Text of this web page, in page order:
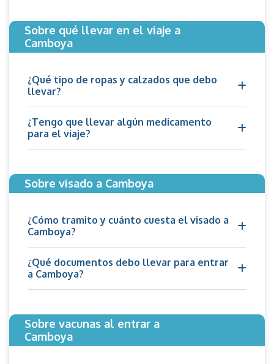
Sobre qué llevar en el viaje a
Camboya
¿Qué tipo de ropas y calzados que debo
llevar?
¿Tengo que llevar algún medicamento
para el viaje?
Sobre visado a Camboya
¿Cómo tramito y cuánto cuesta el visado a
Camboya?
¿Qué documentos debo llevar para entrar
a Camboya?
Sobre vacunas al entrar a
Camboya